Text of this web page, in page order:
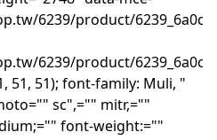
6239/product/
6239/product/
51, 51); font-family: Muli, "
sc",="" mitr,=""
font-weight:=""